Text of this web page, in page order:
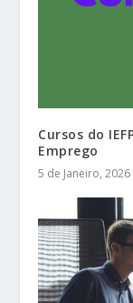
Cursos do
Emprego
5 de Janeiro, 2026